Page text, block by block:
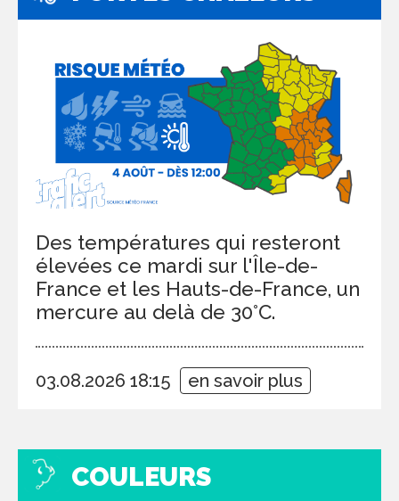
Des températures qui resteront
élevées ce mardi sur l'Île-de-
France et les Hauts-de-France, un
mercure au delà de 30°C.
03.08.2026 18:15 en savoir plus
COULEURS